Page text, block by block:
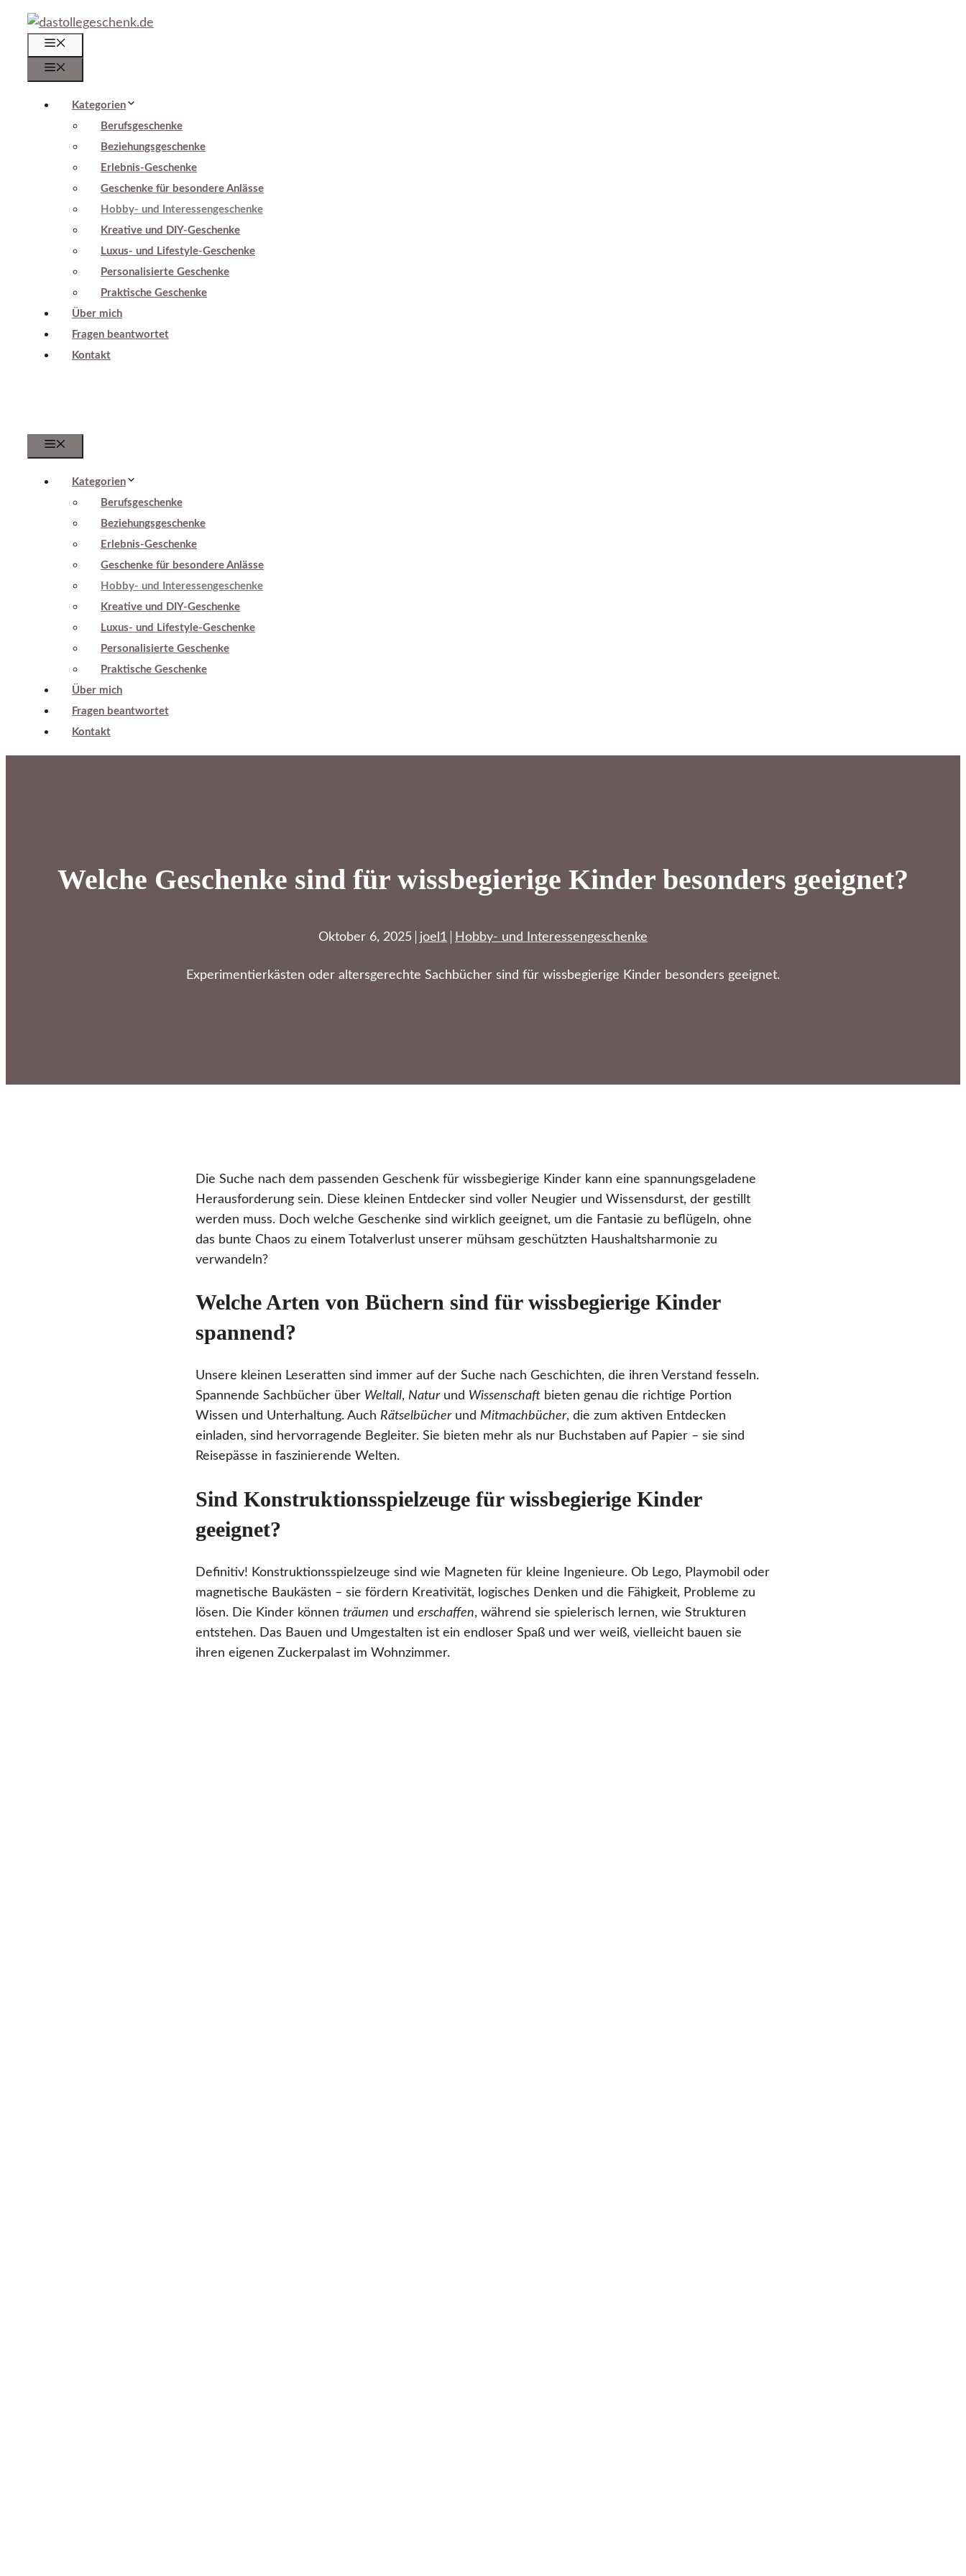
Zum
Inhalt
springen
Kategorien
Berufsgeschenke
Beziehungsgeschenke
Erlebnis-Geschenke
Geschenke für besondere Anlässe
Hobby- und Interessengeschenke
Kreative und DIY-Geschenke
Luxus- und Lifestyle-Geschenke
Personalisierte Geschenke
Praktische Geschenke
Über mich
Fragen beantwortet
Kontakt
Kategorien
Berufsgeschenke
Beziehungsgeschenke
Erlebnis-Geschenke
Geschenke für besondere Anlässe
Hobby- und Interessengeschenke
Kreative und DIY-Geschenke
Luxus- und Lifestyle-Geschenke
Personalisierte Geschenke
Praktische Geschenke
Über mich
Fragen beantwortet
Kontakt
Welche Geschenke sind für wissbegierige Kinder besonders geeignet?
Oktober 6, 2025 joel1 Hobby- und Interessengeschenke
Experimentierkästen oder altersgerechte Sachbücher sind für wissbegierige Kinder besonders geeignet.
Die Suche nach dem passenden Geschenk für wissbegierige Kinder kann eine spannungsgeladene
Herausforderung sein. Diese kleinen Entdecker sind voller Neugier und Wissensdurst, der gestillt
werden muss. Doch welche Geschenke sind wirklich geeignet, um die Fantasie zu beflügeln, ohne
das bunte Chaos zu einem Totalverlust unserer mühsam geschützten Haushaltsharmonie zu
verwandeln?
Welche Arten von Büchern sind für wissbegierige Kinder
spannend?
Unsere kleinen Leseratten sind immer auf der Suche nach Geschichten, die ihren Verstand fesseln.
Spannende Sachbücher über Weltall, Naturund Wissenschaft bieten genau die richtige Portion
Wissen und Unterhaltung. Auch Rätselbücherund Mitmachbücher, die zum aktiven Entdecken
einladen, sind hervorragende Begleiter. Sie bieten mehr als nur Buchstaben auf Papier – sie sind
Reisepässe in faszinierende Welten.
Sind Konstruktionsspielzeuge für wissbegierige Kinder
geeignet?
Definitiv! Konstruktionsspielzeuge sind wie Magneten für kleine Ingenieure. Ob Lego, Playmobil oder
magnetische Baukästen – sie fördern Kreativität, logisches Denken und die Fähigkeit, Probleme zu
lösen. Die Kinder können träumen und erschaffen, während sie spielerisch lernen, wie Strukturen
entstehen. Das Bauen und Umgestalten ist ein endloser Spaß und wer weiß, vielleicht bauen sie
ihren eigenen Zuckerpalast im Wohnzimmer.